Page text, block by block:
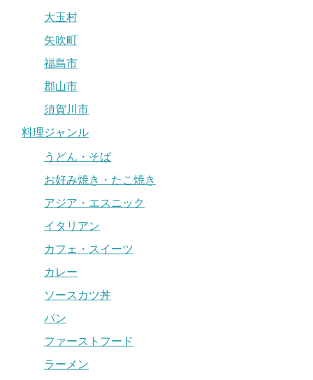
大玉村
矢吹町
福島市
郡山市
須賀川市
料理ジャンル
うどん・そば
お好み焼き・たこ焼き
アジア・エスニック
イタリアン
カフェ・スイーツ
カレー
ソースカツ丼
パン
ファーストフード
ラーメン